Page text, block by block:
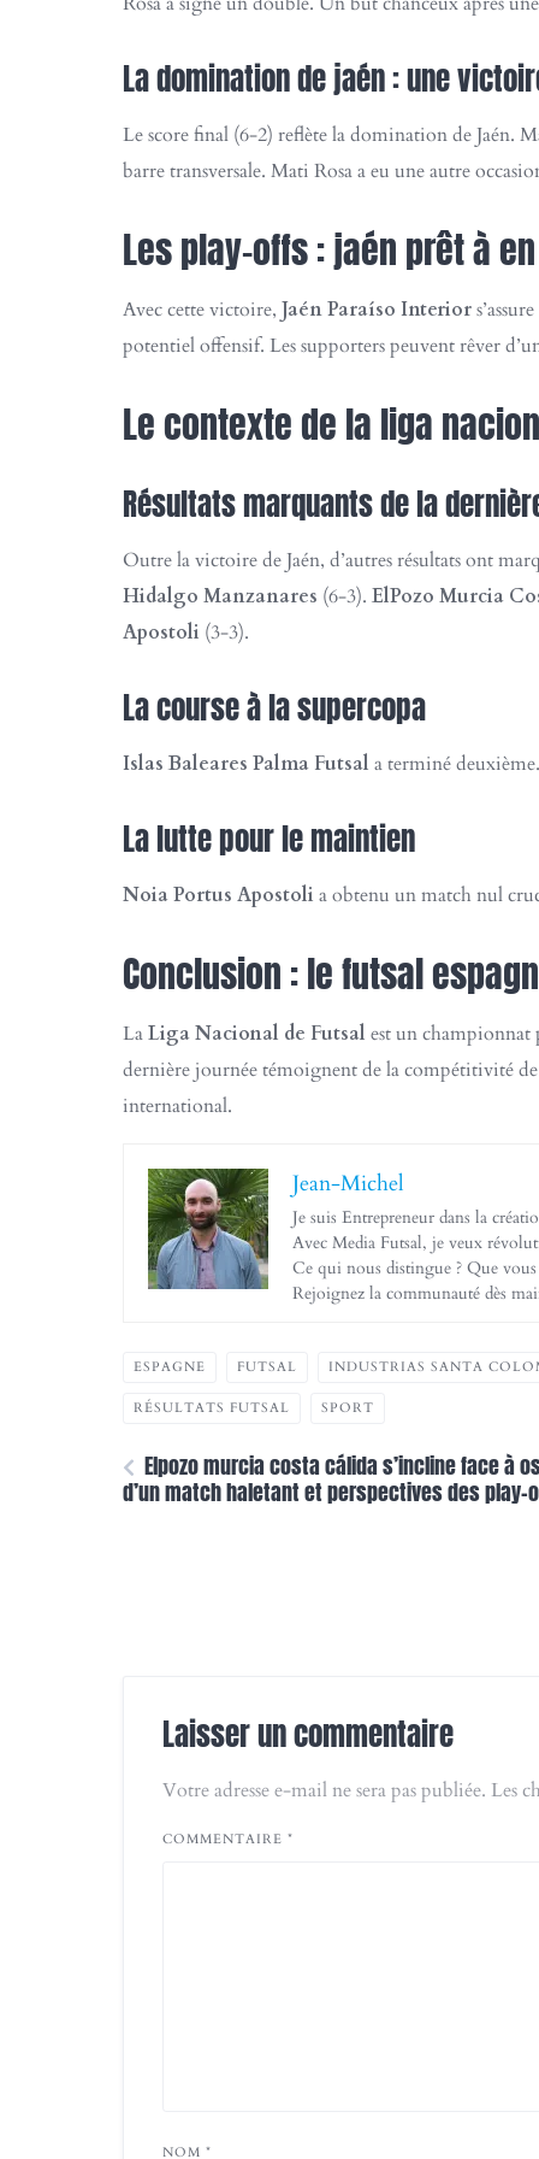
La domination de jaén : une
Le score final (6-2) reflète la domination de Jaén.
barre transversale. Mati Rosa a eu une autre
Les play-offs : jaén prêt à
Avec cette victoire, Jaén Paraíso Interior
potentiel offensif. Les supporters peuvent rêver
Le contexte de la liga
Résultats marquants de la
Outre la victoire de Jaén, d’autres résultats ont
Hidalgo Manzanares (6-3). ElPozo Murcia
Apostoli (3-3).
La course à la supercopa
Islas Baleares Palma Futsal a terminé deuxième.
La lutte pour le maintien
Noia Portus Apostoli a obtenu un match nul
Conclusion : le futsal
LaLiga Nacional de Futsal est un championnat
dernière journée témoignent de la compétitivité de
international.
Jean-Michel
Je suis Entrepreneur dans la
Avec Media Futsal, je veux
Ce qui nous distingue ? Que
Rejoignez la communauté dès
ESPAGNE FUTSAL INDUSTRIAS SANTA
RÉSULTATS FUTSAL SPORT
Elpozo murcia costa cálida s’incline face à
d’un match haletant et perspectives des play-
Laisser un commentaire
Votre adresse e-mail ne sera pas publiée. Les
COMMENTAIRE *
NOM *